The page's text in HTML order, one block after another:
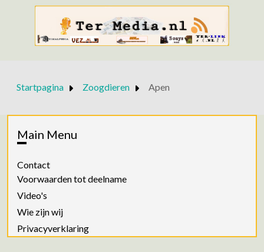
Startpagina Zoogdieren Apen
Main Menu
Contact
Voorwaarden tot deelname
Video's
Wie zijn wij
Privacyverklaring